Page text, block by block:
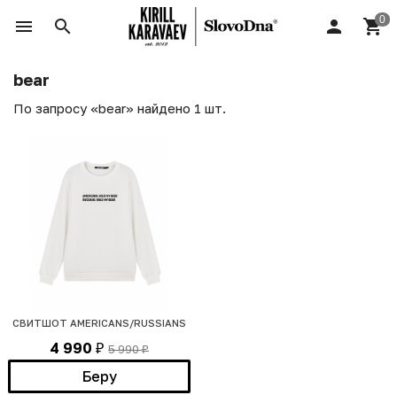
bear
По запросу «bear» найдено 1 шт.
СВИТШОТ AMERICANS/RUSSIANS
4 990 ₽ 5 990₽
Беру